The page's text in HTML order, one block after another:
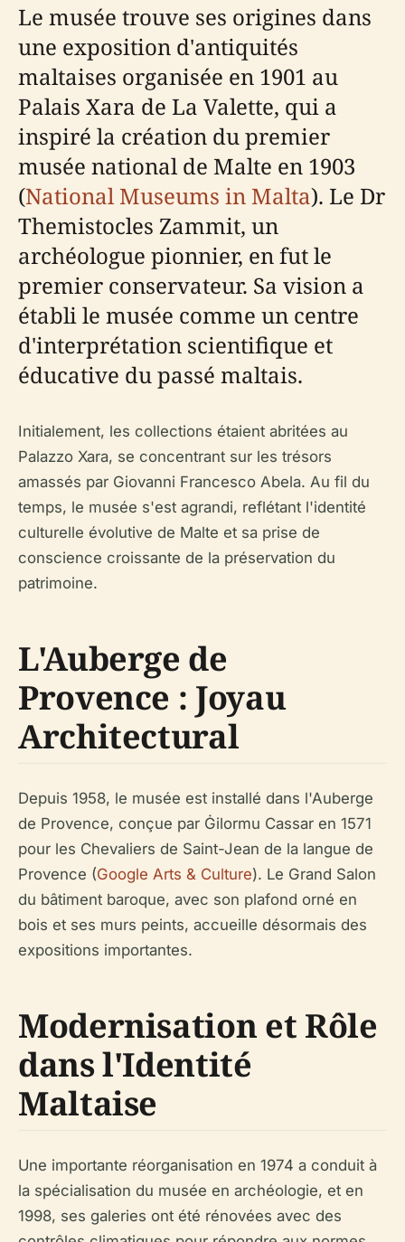
Le musée trouve ses origines dans
une exposition d'antiquités
maltaises organisée en 1901 au
Palais Xara de La Valette, qui a
inspiré la création du premier
musée national de Malte en 1903
(National Museums in Malta). Le Dr
Themistocles Zammit, un
archéologue pionnier, en fut le
premier conservateur. Sa vision a
établi le musée comme un centre
d'interprétation scientifique et
éducative du passé maltais.
Initialement, les collections étaient abritées au
Palazzo Xara, se concentrant sur les trésors
amassés par Giovanni Francesco Abela. Au fil du
temps, le musée s'est agrandi, reflétant l'identité
culturelle évolutive de Malte et sa prise de
conscience croissante de la préservation du
patrimoine.
L'Auberge de
Provence : Joyau
Architectural
Depuis 1958, le musée est installé dans l'Auberge
de Provence, conçue par Ġilormu Cassar en 1571
pour les Chevaliers de Saint-Jean de la langue de
Provence (Google Arts & Culture). Le Grand Salon
du bâtiment baroque, avec son plafond orné en
bois et ses murs peints, accueille désormais des
expositions importantes.
Modernisation et Rôle
dans l'Identité
Maltaise
Une importante réorganisation en 1974 a conduit à
la spécialisation du musée en archéologie, et en
1998, ses galeries ont été rénovées avec des